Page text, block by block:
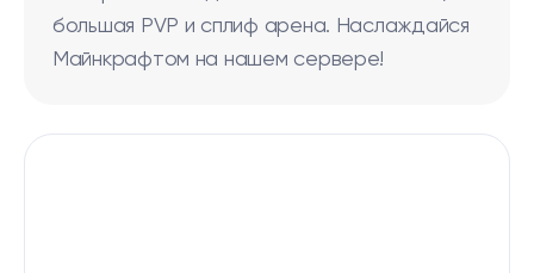
большая PVP и сплиф арена. Наслаждайся
Майнкрафтом на нашем сервере!